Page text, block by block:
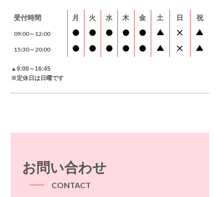
受付時間 月 火 水 木 金 土 日 祝
09:00～12:00
15:30～20:00
▲9:00～16:45
※定休日は日曜です
お問い合わせ
CONTACT